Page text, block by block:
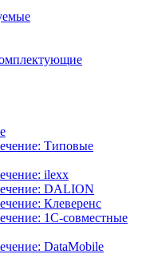
Типовые
ilexx
DALION
Клеверенс
1С-совместные
DataMobile